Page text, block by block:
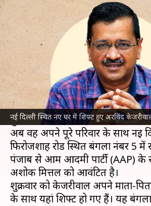
नई दिल्ली स्थित नए घर में शिफ्ट हुए अरविंद
अरविंद केजरीवाल ने
आवास, जानिए अब कहां
गजेंद्र Oct 04, 2024 12:42 pm
क्या है खबर?
दिल्लीके पूर्व मुख्यमंत्रीअरविंद
सिविल लाइंस इलाके में 6 फ्लैगस्टाफ
मुख्यमंत्री आवास छोड़ दिया है।
अब वह अपने पूरे परिवार के साथ नई
फिरोजशाह रोड स्थित बंगला नंबर 5
पंजाब से आम आदमी पार्टी (AAP) के
अशोक मित्तल को आवंटित है।
शुक्रवार को केजरीवाल अपने माता-
के साथ यहां शिफ्ट हो गए हैं। यह